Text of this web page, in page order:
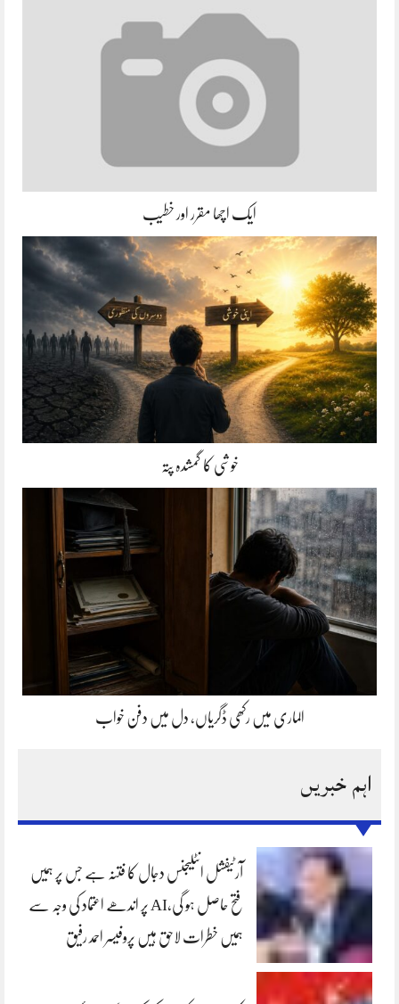
ایک اچھا مقرر اور خطیب
خوشی کا گمشدہ پتہ
الماری میں رکھی ڈگریاں، دل میں دفن خواب
اہم خبریں
آرٹیفشل انٹلیجنس دجال کا فتنہ ہے جس پر ہمیں
فتح حاصل ہو گی،AI پر اندھے اعتماد کی وجہ سے
ہمیں خطرات لاحق ہیں پروفیسر احمد رفیق